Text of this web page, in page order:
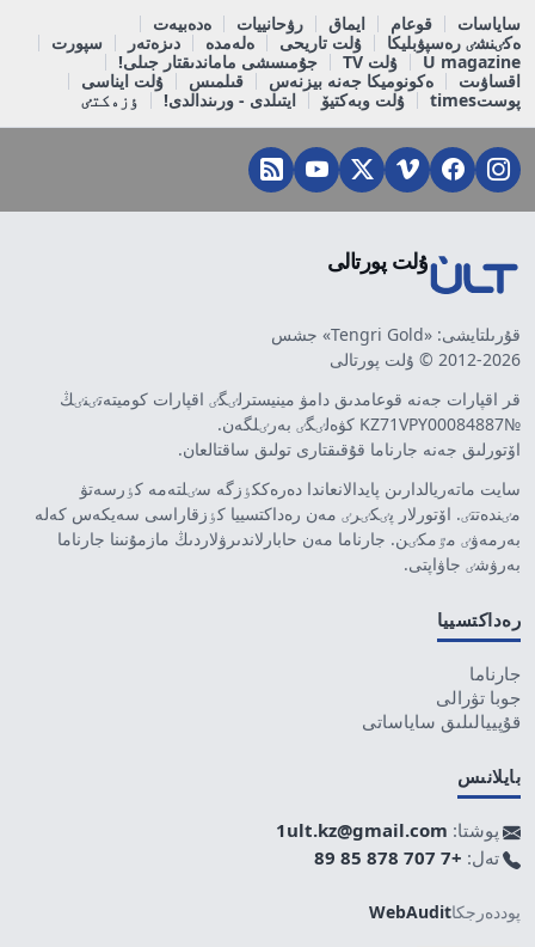
ساياسات قوعام ايماق رۋحانييات
ەدەبيەت
ەكٸنشٸ رەسپۋبليكا
ۇلت تاريحى ەلەمدە دىزەتەر
سپورت
U magazine
ۇلت TV
جۇمىسشى ماماندىقتار جىلى!
اقساۋىت
ەكونوميكا جەنە بيزنەس قىلمىس
ۇلت ايناسى
پوستtimes
ۇلت وبەكتيۆ ايتىلدى - ورىندالدى! ٶزەكتٸ
ۇلت پورتالى
قۇرىلتايشى: «Tengri Gold» جشس
2012-2026 © ۇلت پورتالى
قر اقپارات جەنە قوعامدىق دامۋ مينيسترلٸگٸ اقپارات كوميتەتٸنٸڭ
№KZ71VPY00084887 كۋەلٸگٸ بەرٸلگەن.
اۆتورلىق جەنە جارناما قۇقىقتارى تولىق ساقتالعان.
سايت ماتەريالدارىن پايدالانعاندا دەرەككٶزگە سٸلتەمە كٶرسەتۋ
مٸندەتتٸ. اۆتورلار پٸكٸرٸ مەن رەداكتسييا كٶزقاراسى سەيكەس كەلە
بەرمەۋٸ مٷمكٸن. جارناما مەن حابارلاندىرۋلاردىڭ مازمۇنىنا جارناما
بەرۋشٸ جاۋاپتى.
رەداكتسييا
جارناما
جوبا تۋرالى
قۇپييالىلىق ساياساتى
بايلانىس
پوشتا: 1ult.kz@gmail.com
تەل: +7 707 878 85 89
پوددەرجكاWebAudit